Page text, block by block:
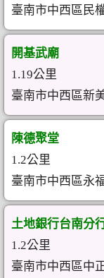
臺南市中西區民
開基武廟
1.19公里
臺南市中西區新
陳德聚堂
1.2公里
臺南市中西區永
土地銀行台南分
1.2公里
臺南市中西區中